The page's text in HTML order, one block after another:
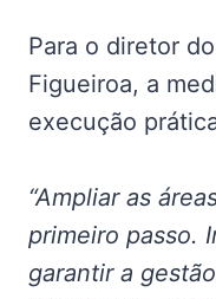
Para o diretor
Figueiroa, a
execução
“Ampliar as
primeiro passo.
garantir a